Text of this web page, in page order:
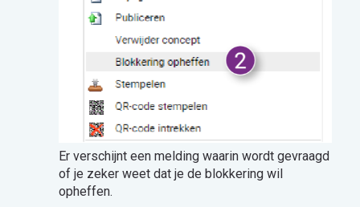
Er verschijnt een melding waarin wordt gevraagd
of je zeker weet dat je de blokkering wil
opheffen.